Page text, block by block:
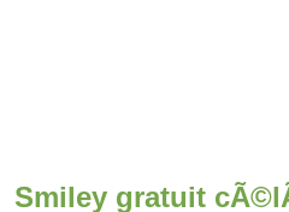
Smiley gratuit